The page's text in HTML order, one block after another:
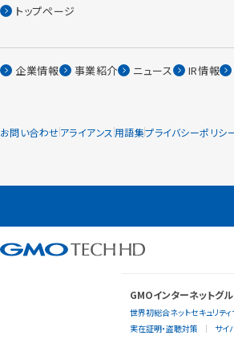
トップページ
企業情報 事業紹介 ニュース IR情報
お問い合わせアライアンス用語集プライバシーポリシ
GMOインターネットグ
世界初総合ネットセキュリティ
実在証明・盗聴対策
サイ